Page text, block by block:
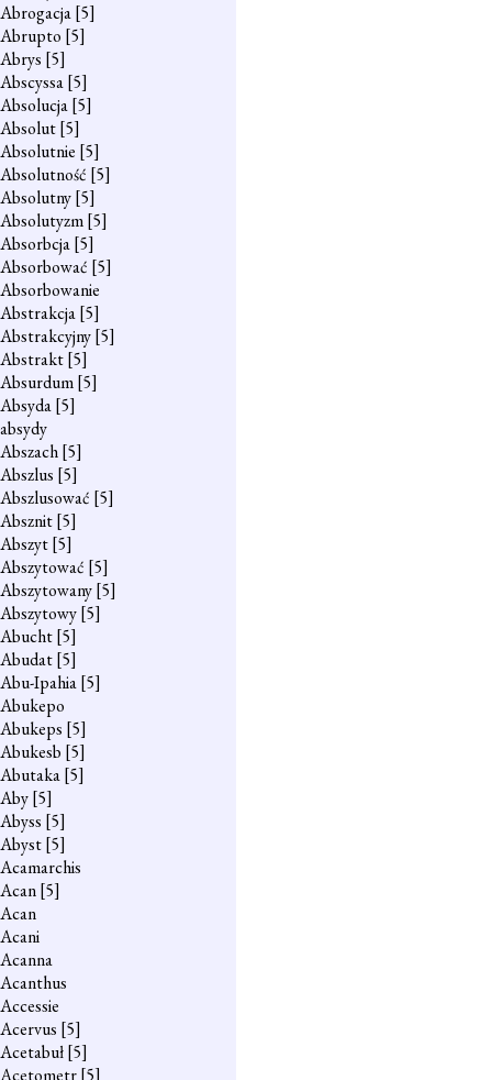
Abrogacja[5]
Abrupto [5]
Abrys [5]
Abscyssa[5]
Absolucja[5]
Absolut[5]
Absolutnie [5]
Absolutność [5]
Absolutny[5]
Absolutyzm[5]
Absorbcja[5]
Absorbować [5]
Absorbowanie
Abstrakcja[5]
Abstrakcyjny[5]
Abstrakt[5]
Absurdum[5]
Absyda[5]
absydy
Abszach[5]
Abszlus [5]
Abszlusować [5]
Absznit[5]
Abszyt[5]
Abszytować [5]
Abszytowany[5]
Abszytowy[5]
Abucht[5]
Abudat[5]
Abu-Ipahia[5]
Abukepo
Abukeps [5]
Abukesb [5]
Abutaka[5]
Aby[5]
Abyss [5]
Abyst[5]
Acamarchis
Acan[5]
Acan
Acani
Acanna
Acanthus
Accessie
Acervus [5]
Acetabuł[5]
Acetometr[5]